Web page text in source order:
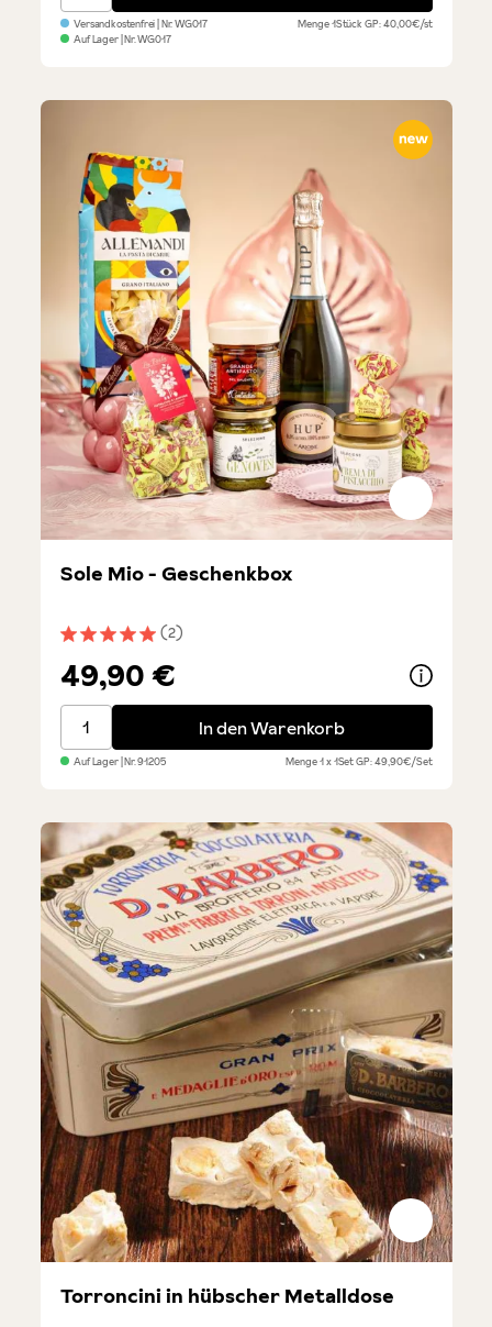
Versandkostenfrei| Nr.WG017
Auf Lager| Nr.WG017
Menge1StückGP: 40,00€/st
Durchschnittliche Bewertung von 5 von 5 Sternen
(2)
Sole Mio - Geschenkbox
49,90 €
Sole Mio - GeschenkboxIn den Warenkorb
Auf Lager| Nr.91205 Menge1 x 1SetGP: 49,90€/Set
Torroncini in hübscher Metalldose